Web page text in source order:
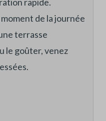
de la journée
terrasse
le goûter, venez